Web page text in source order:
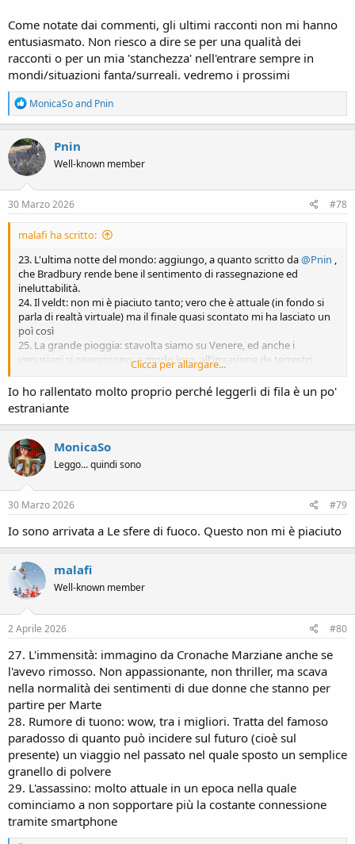
Come notate dai commenti, gli ultimi racconti non mi hanno
entusiasmato. Non riesco a dire se per una qualità dei
racconti o per un mia 'stanchezza' nell'entrare sempre in
mondi/situazioni fanta/surreali. vedremo i prossimi
R
e
a
c
t
i
o
n
s
MonicaSoand Pnin
Pnin
Well-known member
30 Marzo 2026 #78
malafi ha scritto:
23. L'ultima notte del mondo: aggiungo, a quanto scritto da@Pnin ,
che Bradbury rende bene il sentimento di rassegnazione ed
ineluttabilità.
24. Il veldt: non mi è piaciuto tanto; vero che è attuale (in fondo si
parla di realtà virtuale) ma il finale quasi scontato mi ha lasciato un
poì così
25. La grande pioggia: stavolta siamo su Venere, ed anche i
venusiani si oppongono, a modo loro, all'invasione de terrestri.
Finale a non sorpresa che è stato, per me, una grande sorpresa
26. Il grande incendio: boh, non ci sono entrato
Come notate dai commenti, gli ultimi racconti non mi hanno
un mia 'stanchezza' nell'entrare sempre in mondi/situazioni
fanta/surreali. vedremo i prossimi
Clicca per allargare...
Io ho rallentato molto proprio perché leggerli di fila è un po'
estraniante
MonicaSo
Leggo... quindi sono
30 Marzo 2026 #79
Io sono arrivata a Le sfere di fuoco. Questo non mi è piaciuto
malafi
Well-known member
2 Aprile 2026 #80
27. L'immensità: immagino da Cronache Marziane anche se
l'avevo rimosso. Non appassionante, non thriller, ma scava
nella normalità dei sentimenti di due donne che stanno per
partire per Marte
28. Rumore di tuono: wow, tra i migliori. Tratta del famoso
paradosso di quanto può incidere sul futuro (cioè sul
presente) un viaggio nel passato nel quale sposto un semplice
granello di polvere
29. L'assassino: molto attuale in un epoca nella quale
cominciamo a non sopportare più la costante connessione
tramite smartphone